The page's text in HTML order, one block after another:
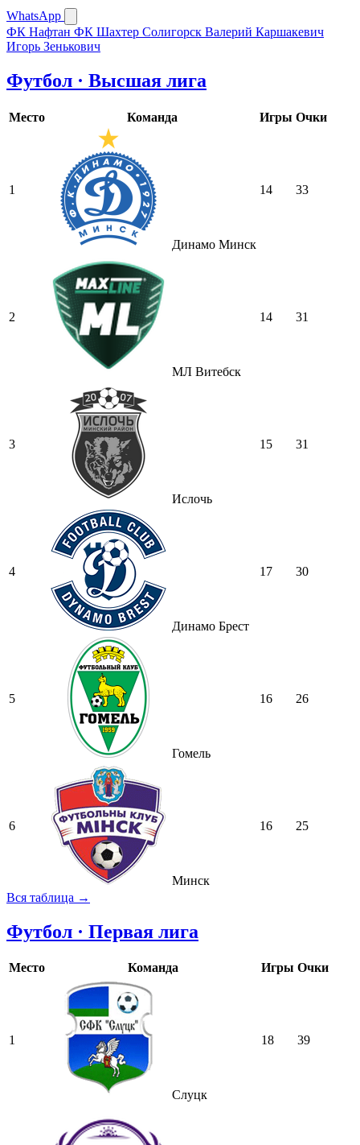
WhatsApp
ФК Нафтан ФК Шахтер Солигорск Валерий Каршакевич
Игорь Зенькович
Футбол · Высшая лига
Место Команда Игры Очки
1
Динамо Минск
14 33
2
МЛ Витебск
14 31
3
Ислочь
15 31
4
Динамо Брест
17 30
5
Гомель
16 26
6
Минск
16 25
Вся таблица →
Футбол · Первая лига
Место Команда Игры Очки
1
Слуцк
18 39